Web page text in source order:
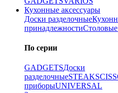
Кухонные аксессуары
Доски разделочные
принадлежности
По серии
GADGETSДоски
разделочныеSTEAK
приборыUNIVERSAL